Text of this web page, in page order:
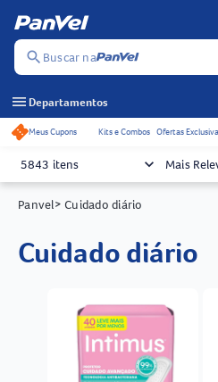
search Buscar na
menu Departamentos
Meus Cupons Kits e Combos Ofertas
5843 itens keyboard_arrow_down Mais
Panvel> Cuidado diário
cuidado diário